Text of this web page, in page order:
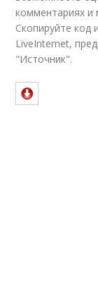
комментариях и
Скопируйте код
LiveInternet,
"Источник".